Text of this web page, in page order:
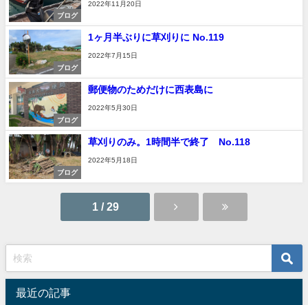
ブログ
2022年11月20日
ブログ
1ヶ月半ぶりに草刈りに No.119
2022年7月15日
ブログ
郵便物のためだけに西表島に
2022年5月30日
ブログ
草刈りのみ。1時間半で終了 No.118
2022年5月18日
1 / 29
最近の記事